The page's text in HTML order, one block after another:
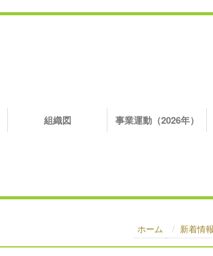
組織図 事業運動（2026年）
ホーム 新着情報